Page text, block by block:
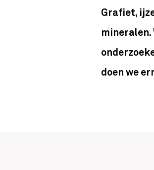
Grafiet,
mineralen.
doen we